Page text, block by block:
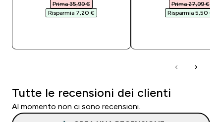
Prima 35,99 €‎
Risparmia 7,20 €‎
Prima 27,99 €‎
Risparmia 5,50 €‎
Tutte le recensioni dei clienti
Al momento non ci sono recensioni.